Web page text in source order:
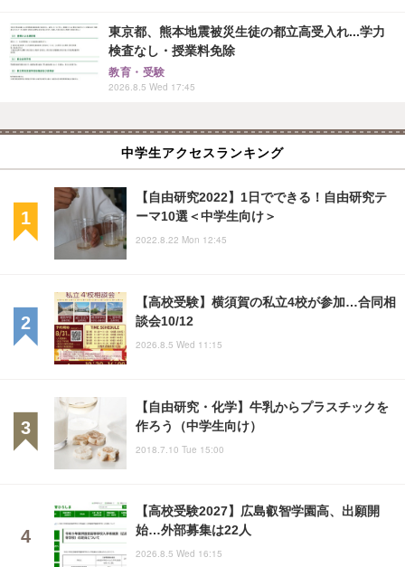
東京都、熊本地震被災生徒の都立高受入れ...学力
検査なし・授業料免除
教育・受験
2026.8.5 Wed 17:45
中学生アクセスランキング
【自由研究2022】1日でできる！自由研究テ
ーマ10選＜中学生向け＞
2022.8.22 Mon 12:45
【高校受験】横須賀の私立4校が参加…合同相
談会10/12
2026.8.5 Wed 11:15
【自由研究・化学】牛乳からプラスチックを
作ろう（中学生向け）
2018.7.10 Tue 15:00
【高校受験2027】広島叡智学園高、出願開
始…外部募集は22人
2026.8.5 Wed 16:15